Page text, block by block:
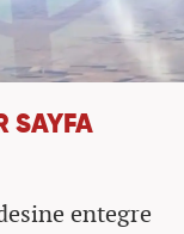
SAYFA
entegre